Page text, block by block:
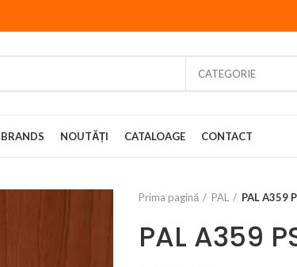
CATEGORIE
BRANDS NOUTĂȚI CATALOAGE CONTACT
Prima pagină PAL PAL A359
PAL A359